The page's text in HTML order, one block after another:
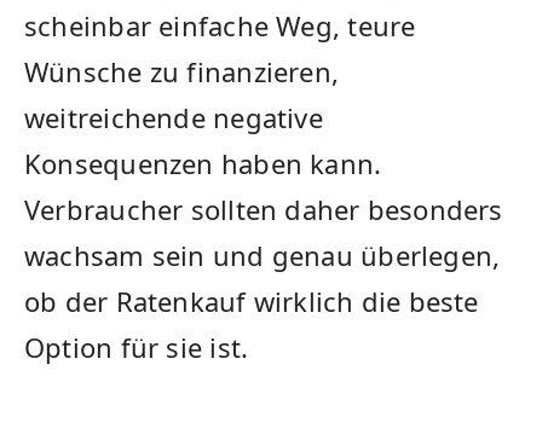
scheinbar einfache Weg, teure
Wünsche zu finanzieren,
weitreichende negative
Konsequenzen haben kann.
Verbraucher sollten daher besonders
wachsam sein und genau überlegen,
ob der Ratenkauf wirklich die beste
Option für sie ist.